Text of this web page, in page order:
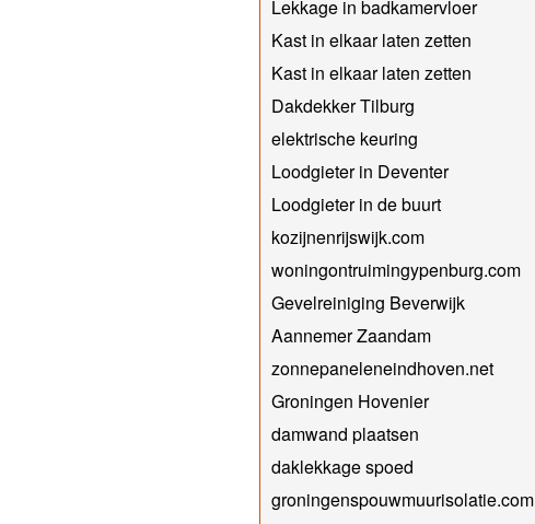
Lekkage in badkamervloer
Kast in elkaar laten zetten
Kast in elkaar laten zetten
Dakdekker Tilburg
elektrische keuring
Loodgieter in Deventer
Loodgieter in de buurt
kozijnenrijswijk.com
woningontruimingypenburg.com
Gevelreiniging Beverwijk
Aannemer Zaandam
zonnepaneleneindhoven.net
Groningen Hovenier
damwand plaatsen
daklekkage spoed
groningenspouwmuurisolatie.com